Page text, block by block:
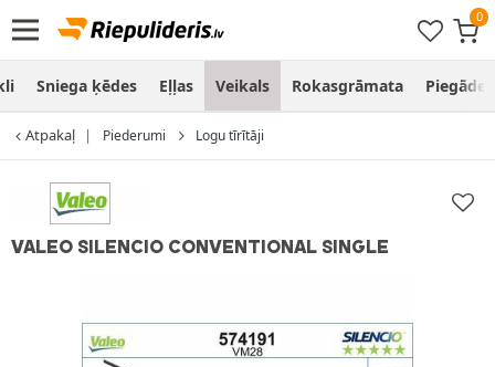
Sniega ķēdes Eļļas Veikals Rokasgrāmata Piegāde
Atpakaļ Piederumi Logu tīrītāji
VALEO SILENCIO CONVENTIONAL SINGLE